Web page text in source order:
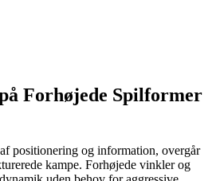
Forhøjede Spilformer
positionering og information, overgår
kampe. Forhøjede vinkler og